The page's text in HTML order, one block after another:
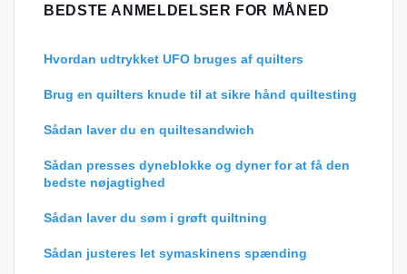
BEDSTE ANMELDELSER FOR MÅNED
Hvordan udtrykket UFO bruges af quilters
Brug en quilters knude til at sikre hånd quiltesting
Sådan laver du en quiltesandwich
Sådan presses dyneblokke og dyner for at få den
bedste nøjagtighed
Sådan laver du søm i grøft quiltning
Sådan justeres let symaskinens spænding